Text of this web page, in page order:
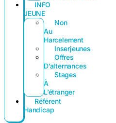
INFO
JEUNE
Non
Au
Harcelement
Inserjeunes
Offres
D’alternances
Stages
À
L’étranger
Référent
Handicap